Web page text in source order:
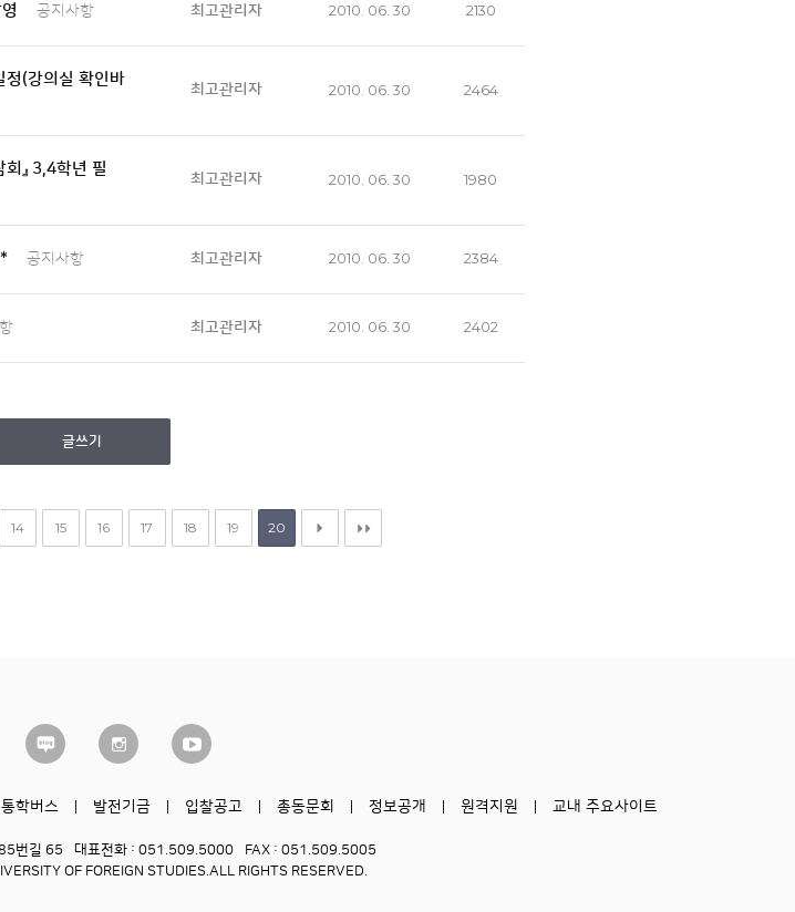
공지사항 최고관리자 2010. 06. 30 2130
(강의실 확인바
최고관리자 2010. 06. 30 2464
』 3,4학년 필
최고관리자 2010. 06. 30 1980
공지사항 최고관리자 2010. 06. 30 2384
최고관리자 2010. 06. 30 2402
글쓰기
14 15 16 17 18 19 20
통학버스 발전기금 입찰공고 총동문회 정보공개 원격지원 교내 주요사이트
번길 65 대표전화 : 051.509.5000
FAX : 051.509.5005
OF FOREIGN STUDIES. ALL RIGHTS RESERVED.